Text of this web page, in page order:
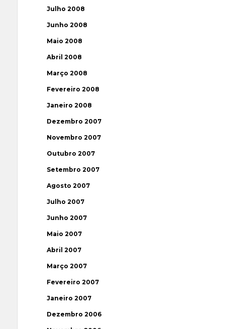
Julho 2008
Junho 2008
Maio 2008
Abril 2008
Março 2008
Fevereiro 2008
Janeiro 2008
Dezembro 2007
Novembro 2007
Outubro 2007
Setembro 2007
Agosto 2007
Julho 2007
Junho 2007
Maio 2007
Abril 2007
Março 2007
Fevereiro 2007
Janeiro 2007
Dezembro 2006